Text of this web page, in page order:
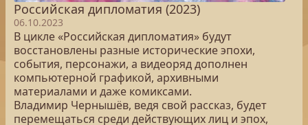
Российская дипломатия (2023)
06.10.2023
В цикле «Российская дипломатия» будут
восстановлены разные исторические эпохи,
события, персонажи, а видеоряд дополнен
компьютерной графикой, архивными
материалами и даже комиксами.
Владимир Чернышёв, ведя свой рассказ, будет
перемещаться среди действующих лиц и эпох,